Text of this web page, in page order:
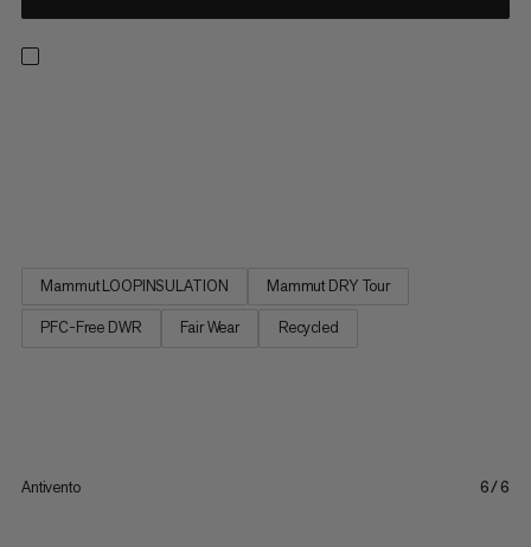
Mammut LOOPINSULATION Mammut DRY Tour
PFC-Free DWR Fair Wear Recycled
Antivento 6/6